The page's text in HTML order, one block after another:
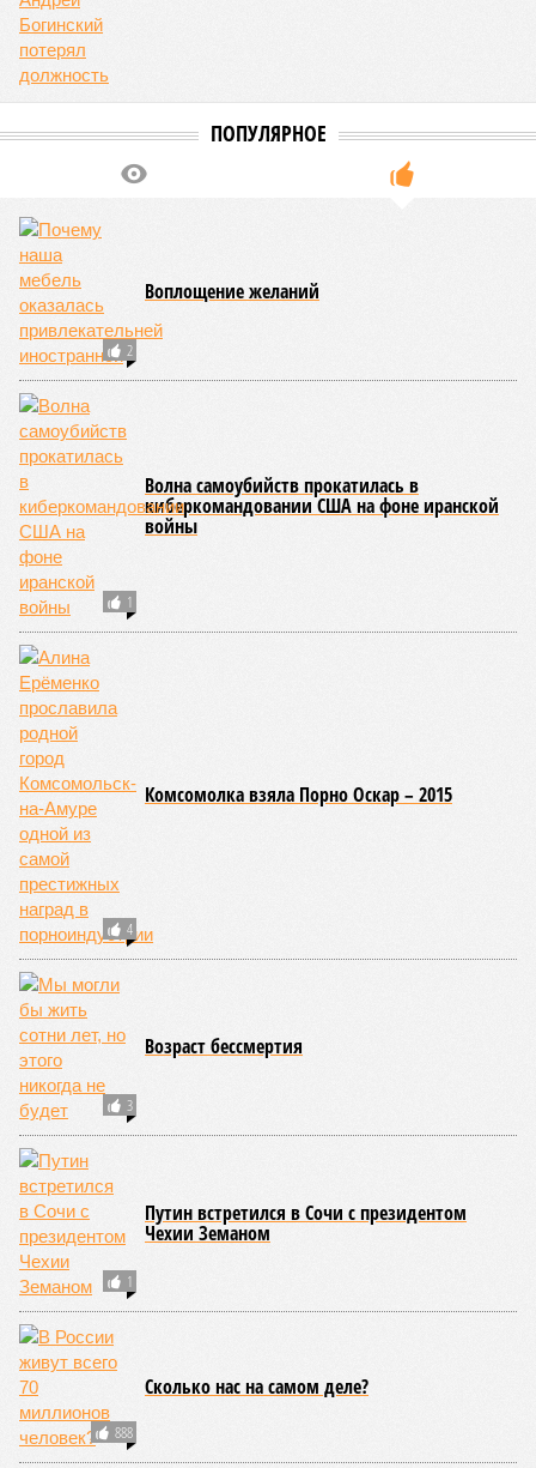
ПОПУЛЯРНОЕ
2
Воплощение желаний
1
Волна самоубийств прокатилась в
киберкомандовании США на фоне иранской
войны
4
Комсомолка взяла Порно Оскар – 2015
3
Возраст бессмертия
1
Путин встретился в Сочи с президентом
Чехии Земаном
888
Сколько нас на самом деле?